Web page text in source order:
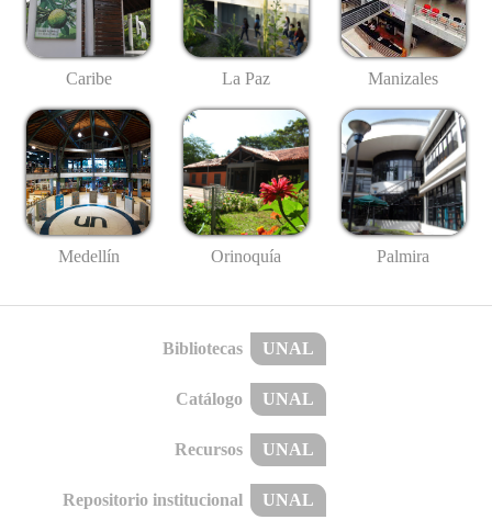
Caribe La Paz Manizales
Medellín Orinoquía Palmira
Bibliotecas UNAL
Catálogo UNAL
Recursos UNAL
Repositorio institucional UNAL